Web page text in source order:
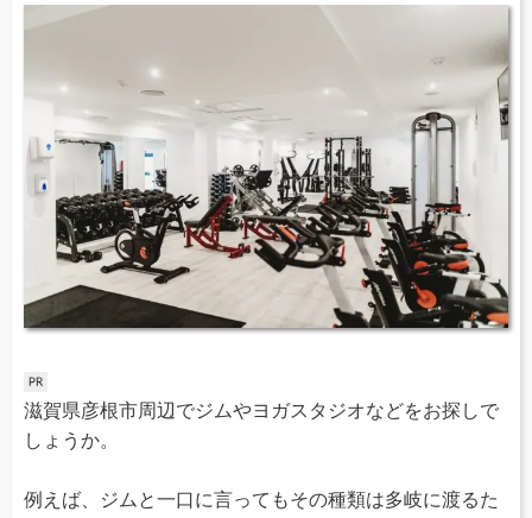
滋賀県彦根市周辺でジムやヨガスタジオなどをお探しで
しょうか。
例えば、ジムと一口に言ってもその種類は多岐に渡るた